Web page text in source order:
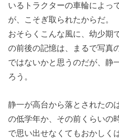
いるトラクターの車輪によっ
が、こそぎ取られたからだ。
おそらくこんな風に、幼少期
の前後の記憶は、まるで写真
ではないかと思うのだが、静
ろう。
静一が高台から落とされたの
の低学年か、その前くらいの
で思い出せなくてもおかしく